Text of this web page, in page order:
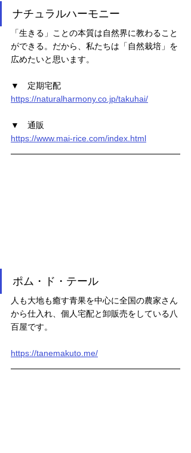
ナチュラルハーモニー
「生きる」ことの本質は自然界に教わること
ができる。だから、私たちは「自然栽培」を
広めたいと思います。
▼　定期宅配
https://naturalharmony.co.jp/takuhai/
▼　通販
https://www.mai-rice.com/index.html
ポム・ド・テール
人も大地も癒す青果を中心に全国の農家さん
から仕入れ、個人宅配と卸販売をしている八
百屋です。
https://tanemakuto.me/